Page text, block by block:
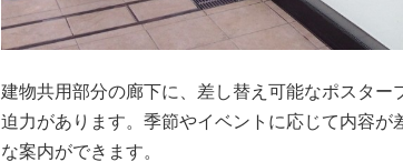
建物共用部分の廊下に、差し替え可能なポスタ
迫力があります。季節やイベントに応じて内容
な案内ができます。